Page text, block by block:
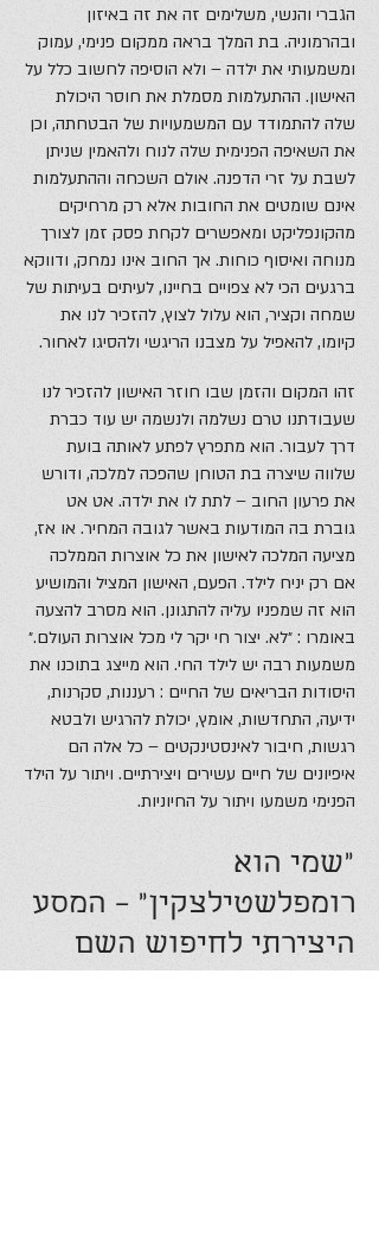
הגברי והנשי, משלימים זה את זה באיזון
ובהרמוניה. בת המלך בראה ממקום פנימי, עמוק
ומשמעותי את ילדה – ולא הוסיפה לחשוב כלל על
האישון. ההתעלמות מסמלת את חוסר היכולת
שלה להתמודד עם המשמעויות של הבטחתה, וכן
את השאיפה הפנימית שלה לנוח ולהאמין שניתן
לשבת על זרי הדפנה. אולם השכחה וההתעלמות
אינם שומטים את החובות אלא רק מרחיקים
מהקונפליקט ומאפשרים לקחת פסק זמן לצורך
מנוחה ואיסוף כוחות. אך החוב אינו נמחק, ודווקא
ברגעים הכי לא צפויים בחיינו, לעיתים בעיתות של
שמחה וקציר, הוא עלול לצוץ, להזכיר לנו את
קיומו, להאפיל על מצבנו הריגשי ולהסיגו לאחור.
זהו המקום והזמן שבו חוזר האישון להזכיר לנו
שעבודתנו טרם נשלמה ולנשמה יש עוד כברת
דרך לעבור. הוא מתפרץ לפתע לאותה בועת
שלווה שיצרה בת הטוחן שהפכה למלכה, ודורש
את פרעון החוב – לתת לו את ילדה. אט אט
גוברת בה המודעות באשר לגובה המחיר. או אז,
מציעה המלכה לאישון את כל אוצרות הממלכה
אם רק יניח לילד. הפעם, האישון המציל והמושיע
הוא זה שמפניו עליה להתגונן. הוא מסרב להצעה
באומרו : ״לא. יצור חי יקר לי מכל אוצרות העולם.״
משמעות רבה יש לילד החי. הוא מייצג בתוכנו את
היסודות הבריאים של החיים : רעננות, סקרנות,
ידיעה, התחדשות, אומץ, יכולת להרגיש ולבטא
רגשות, חיבור לאינסטינקטים – כל אלה הם
איפיונים של חיים עשירים ויצירתיים. ויתור על הילד
הפנימי משמעו ויתור על החיוניות.
״שמי הוא
רומפלשטילצקין״ – המסע
היצירתי לחיפוש השם
האישון מסרב להצעת המלכה לשלם את חובה